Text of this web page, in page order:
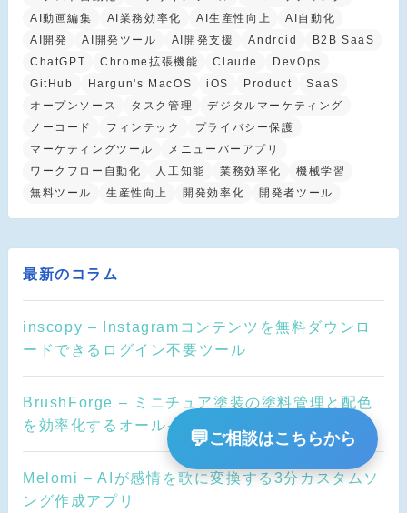
AI動画編集
AI業務効率化 AI生産性向上
AI自動化
AI開発
AI開発ツール AI開発支援 Android
B2B SaaS
ChatGPT
Chrome拡張機能 Claude
DevOps
GitHub
Hargun's MacOS iOS Product
SaaS
オープンソース
タスク管理
デジタルマーケティング
ノーコード
フィンテック
プライバシー保護
マーケティングツール
メニューバーアプリ
ワークフロー自動化
人工知能 業務効率化
機械学習
無料ツール
生産性向上 開発効率化 開発者ツール
最新のコラム
inscopy – Instagramコンテンツを無料ダウンロ
ードできるログイン不要ツール
BrushForge – ミニチュア塗装の塗料管理と配色
を効率化するオールインワンアプリ
Melomi – AIが感情を歌に変換する3分カスタムソ
ング作成アプリ
💬ご相談はこちらから